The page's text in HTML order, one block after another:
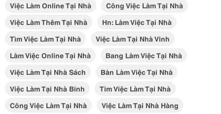
Việc Làm Online Tại Nhà
Công Việc Làm Tại Nhà
Việc Làm Thêm Tại Nhà
Hn: Làm Việc Tại Nhà
Tìm Việc Làm Tại Nhà
Việc Làm Tại Nhà Vinh
Làm Việc Online Tại Nhà
Bang Làm Việc Tại Nhà
Việc Làm Tại Nhà Sách
Bàn Làm Việc Tại Nhà
Việc Làm Tại Nhà Binh
Tim Việc Làm Tại Nhà
Công Việc Làm Tại Nhà
Việc Làm Tại Nhà Hàng